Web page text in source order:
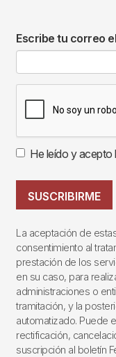
Escribe tu correo
He leído y acepto
SUSCRIBIRME
La aceptación de
consentimiento al
prestación de los
en su caso, para
administraciones o
tramitación, y la
automatizado. Puede
rectificación,
suscripción al boletín